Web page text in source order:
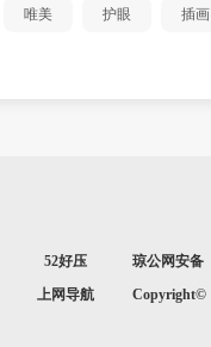
唯美 护眼 插画
52好压
上网导航
琼公网安备
Copyright©